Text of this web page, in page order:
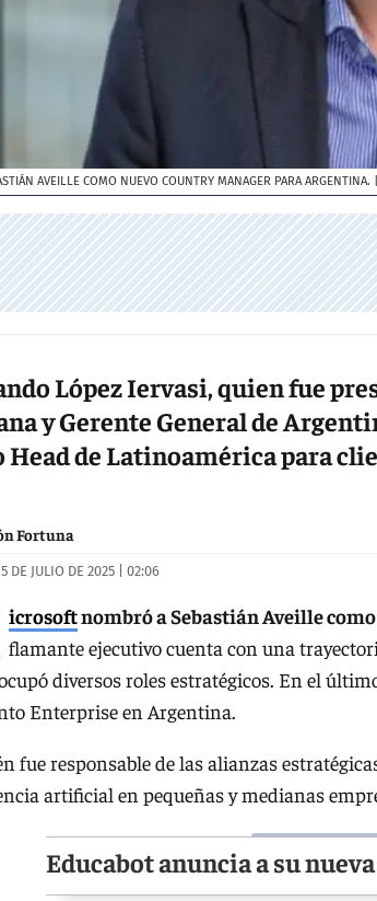
AVEILLE COMO NUEVO COUNTRY MANAGER PARA ARGENTINA.
López Iervasi, quien fue
y Gerente General de
Head de Latinoamérica para
Fortuna
DE JULIO DE 2025 | 02:06
icrosoftnombró a Sebastián Aveille
flamante ejecutivo cuenta con una
diversos roles estratégicos. En el
Enterprise en Argentina.
fue responsable de las alianzas
artificial en pequeñas y medianas
Educabot anuncia a su